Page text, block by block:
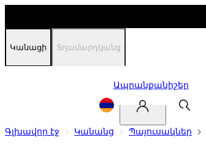
Կանացի Տղամարդկանց
Ապրանքանիշեր
Գլխավոր էջ Կանանց Պայուսակներ